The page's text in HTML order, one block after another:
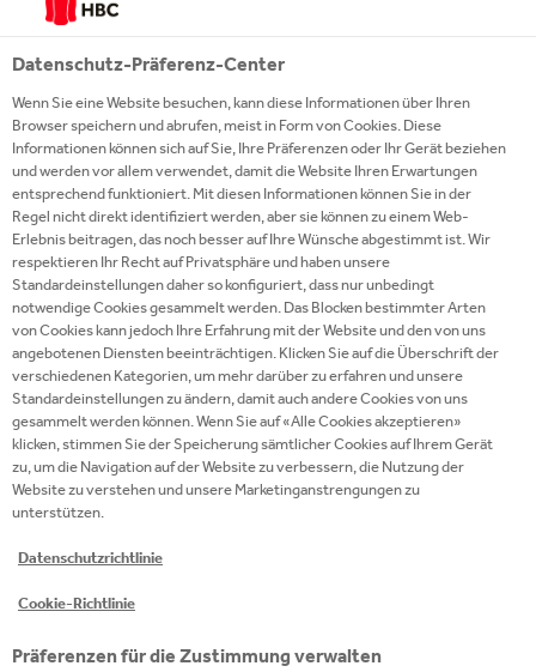
verschiedenen Variationen bis hin zu Sprite, Mezzo
Mix und Powerade: Das Erfrischungsangebot, das im
Family Park genossen werden kann, ist
mehrheitlich
in der handlichen und leichten PET-
Flasche aus 100% recyceltem PET erhältlich.
Erziehungsberechtigte und Bezugspersonen
werden vor Ort zudem für das wichtige Thema
Kreislaufwirtschaft sensibilisiert: Um
sicherzustellen, dass die PET-Flaschen nach dem
Genuss wieder zurück in den Recyclingkreislauf
gelangen, setzt der Freizeitpark bereits jetzt auf ein
Pfand für PET-Flaschen sowie PET-
Rückgabeautomaten auf dem Gelände. „Ohne einen
geschlossenen Wertstoffkreislauf wären
Innovationen wie unsere Flaschen aus 100%
wir Partnerschaften, bei denen lückenlose
Sammlung und Recycling sowie
Beginn an integraler Bestandteil der
Datenschutz-Präferenz-Center
Wenn Sie eine Website besuchen, kann diese Informationen über Ihren
Browser speichern und abrufen, meist in Form von Cookies. Diese
Informationen können sich auf Sie, Ihre Präferenzen oder Ihr Gerät beziehen
und werden vor allem verwendet, damit die Website Ihren Erwartungen
entsprechend funktioniert. Mit diesen Informationen können Sie in der
Regel nicht direkt identifiziert werden, aber sie können zu einem Web-
Erlebnis beitragen, das noch besser auf Ihre Wünsche abgestimmt ist. Wir
respektieren Ihr Recht auf Privatsphäre und haben unsere
Standardeinstellungen daher so konfiguriert, dass nur unbedingt
notwendige Cookies gesammelt werden. Das Blocken bestimmter Arten
von Cookies kann jedoch Ihre Erfahrung mit der Website und den von uns
angebotenen Diensten beeinträchtigen. Klicken Sie auf die Überschrift der
verschiedenen Kategorien, um mehr darüber zu erfahren und unsere
Standardeinstellungen zu ändern, damit auch andere Cookies von uns
gesammelt werden können. Wenn Sie auf «Alle Cookies akzeptieren»
klicken, stimmen Sie der Speicherung sämtlicher Cookies auf Ihrem Gerät
zu, um die Navigation auf der Website zu verbessern, die Nutzung der
Website zu verstehen und unsere Marketinganstrengungen zu
unterstützen.
Datenschutzrichtlinie
Cookie-Richtlinie
Präferenzen für die Zustimmung verwalten